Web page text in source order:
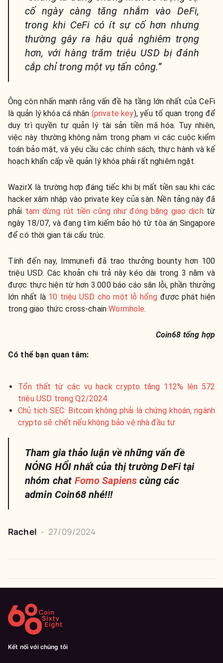
cố ngày càng tăng nhắm vào DeFi,
trong khi CeFi có ít sự cố hơn nhưng
thường gây ra hậu quả nghiêm trọng
hơn, với hàng trăm triệu USD bị đánh
cắp chỉ trong một vụ tấn công.”
Ông còn nhấn mạnh rằng vấn đề hạ tầng lớn nhất của CeFi
là quản lý khóa cá nhân (private key), yếu tố quan trọng để
duy trì quyền tự quản lý tài sản tiền mã hóa. Tuy nhiên,
việc này thường không nằm trong phạm vi các cuộc kiểm
toán bảo mật, và yêu cầu các chính sách, thực hành và kế
hoạch khẩn cấp về quản lý khóa phải rất nghiêm ngặt.
WazirX là trường hợp đáng tiếc khi bị mất tiền sau khi các
hacker xâm nhập vào private key của sàn. Nền tảng này đã
phải tạm dừng rút tiền cũng như đóng băng giao dịchtừ
ngày 18/07, và đang tìm kiếm bảo hộ từ tòa án Singapore
để có thời gian tái cấu trúc.
Tính đến nay, Immunefi đã trao thưởng bounty hơn 100
triệu USD. Các khoản chi trả này kéo dài trong 3 năm và
được thực hiện từ hơn 3.000 báo cáo săn lỗi, phần thưởng
lớn nhất là 10 triệu USD cho một lỗ hổng được phát hiện
trong giao thức cross-chainWormhole.
Coin68 tổng hợp
Có thể bạn quan tâm:
Tổn thất từ các vụ hack crypto tăng 112% lên 572
triệu USD trong Q2/2024
Chủ tịch SEC: Bitcoin không phải là chứng khoán, ngành
crypto sẽ chết nếu không bảo vệ nhà đầu tư
Tham gia thảo luận về những vấn đề
NÓNG HỔI nhất của thị trường DeFi tại
nhóm chat Fomo Sapiens cùng các
admin Coin68 nhé!!!
Rachel - 27/09/2024
Kết nối với chúng tôi